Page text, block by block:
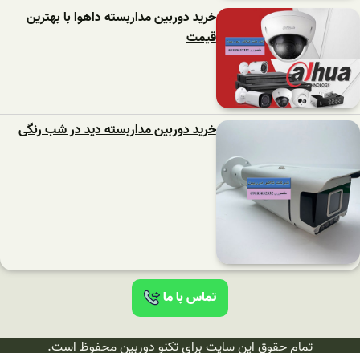
خرید دوربین مداربسته داهوا با بهترین
قیمت
خرید دوربین مداربسته دید در شب رنگی
تماس با ما
تمام حقوق این سایت برای تکنو دوربین محفوظ است.